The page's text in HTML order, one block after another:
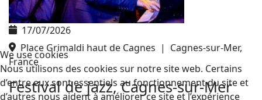
17/07/2026
Place Grimaldi haut de Cagnes | Cagnes-sur-Mer,
France
Festival de jazz, Cagnes-sur-Mer
We use cookies
Nous utilisons des cookies sur notre site web. Certains
d’entre eux sont essentiels au fonctionnement du site et
d’autres nous aident à améliorer ce site et l’expérience